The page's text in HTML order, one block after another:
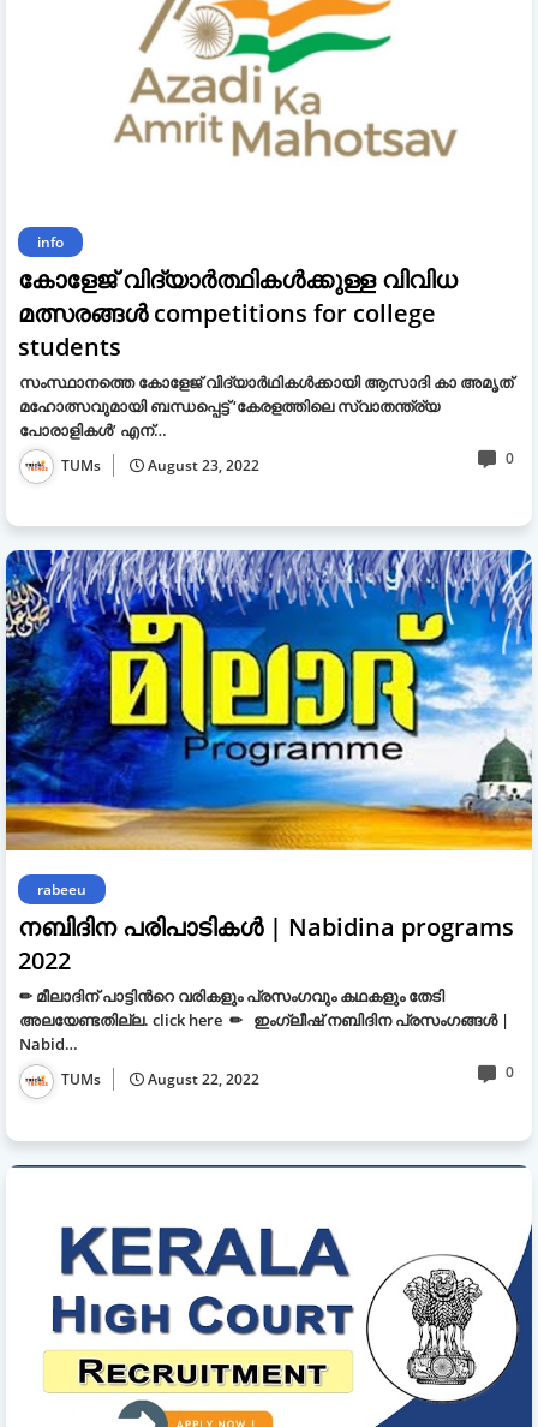
info
കോളേജ് വിദ്യാർത്ഥികൾക്കുള്ള വിവിധ
മത്സരങ്ങൾ competitions for college
students
സംസ്ഥാനത്തെ കോളേജ് വിദ്യാർഥികൾക്കായി ആസാദി കാ അമൃത്
മഹോത്സവുമായി ബന്ധപ്പെട്ട് ‘കേരളത്തിലെ സ്വാതന്ത്ര്യ
പോരാളികൾ’ എന്…
TUMs August 23, 2022 0
rabeeu
നബിദിന പരിപാടികൾ | Nabidina programs
2022
✏ മീലാദിന് പാട്ടിൻറെ വരികളും പ്രസംഗവും കഥകളും തേടി
അലയേണ്ടതില്ല. click here ✏ ഇംഗ്ലീഷ് നബിദിന പ്രസംഗങ്ങള്‍ |
Nabid…
TUMs August 22, 2022 0